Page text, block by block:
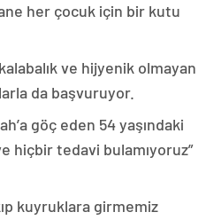
her çocuk için bir kutu
ve hijyenik olmayan
da başvuruyor.
göç eden 54 yaşındaki
hiçbir tedavi bulamıyoruz”
kuyruklara girmemiz